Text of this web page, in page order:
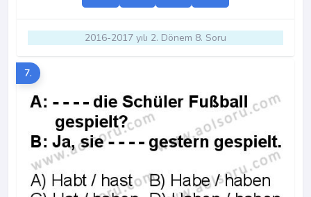
2016-2017 yılı 2. Dönem 8. Soru
7.